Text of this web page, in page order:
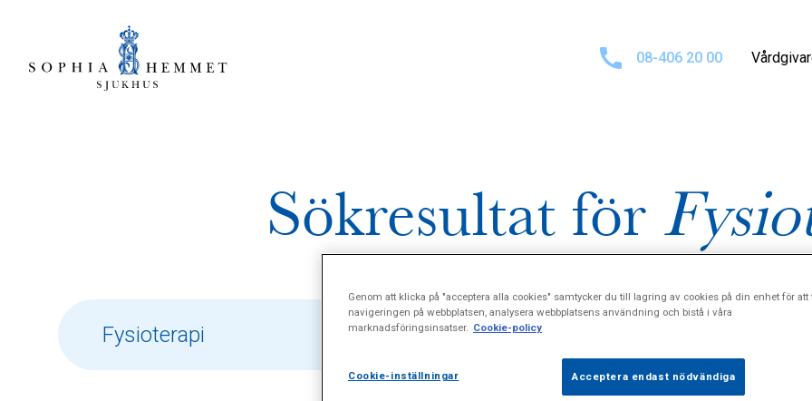
08-406 20 00
Sökresultat för
Genom att klicka på "acceptera alla cookies" samtycker du till lagring av cookies på din enhet för att
navigeringen på webbplatsen, analysera webbplatsens användning och bistå i våra
marknadsföringsinsatser. Cookie-policy
Cookie-inställningar Acceptera endast nödvändiga